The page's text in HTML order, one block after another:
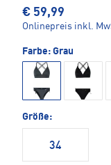
€ 59,99
Onlinepreis inkl.
Farbe: Grau
Größe:
34